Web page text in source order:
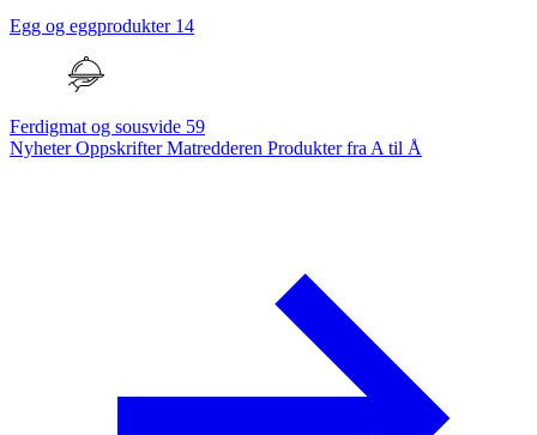
Egg og eggprodukter 14
Ferdigmat og sousvide 59
NyheterOppskrifterMatredderen Produkter fra A til Å